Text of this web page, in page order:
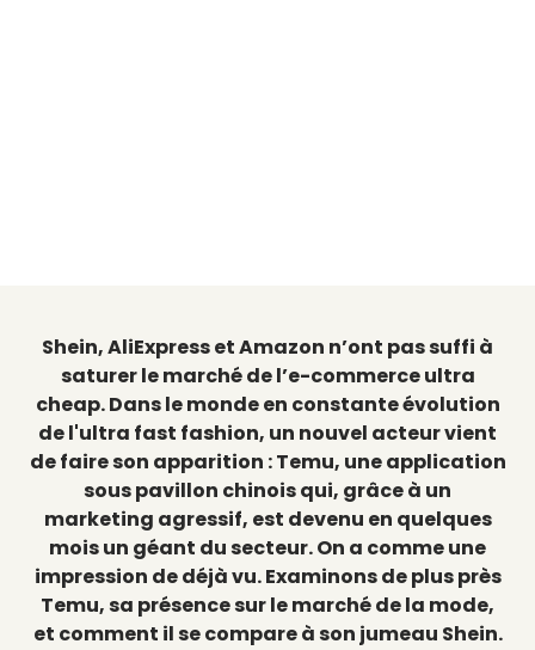
Shein, AliExpress et Amazon n’ont pas suffi à
saturer le marché de l’e-commerce ultra
cheap. Dans le monde en constante évolution
de l'ultra fast fashion, un nouvel acteur vient
de faire son apparition : Temu, une application
sous pavillon chinois qui, grâce à un
marketing agressif, est devenu en quelques
mois un géant du secteur. On a comme une
impression de déjà vu. Examinons de plus près
Temu, sa présence sur le marché de la mode,
et comment il se compare à son jumeau Shein.